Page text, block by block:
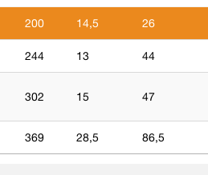
200 14,5 26
244 13 44
302 15 47
369 28,5 86,5